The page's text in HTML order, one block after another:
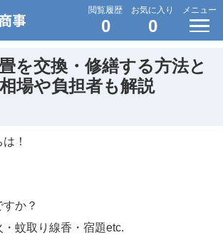
閲覧履歴
0
お気に入り
0
メニュー
を交換・修繕する方法と
場や負担者も解説
！
か？
蚊取り線香・宿題etc.